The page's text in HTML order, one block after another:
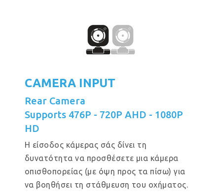
CAMERA INPUT
Rear Camera
Supports 476P - 720P AHD - 1080P
HD
Η είσοδος κάμερας σάς δίνει τη
δυνατότητα να προσθέσετε μια κάμερα
οπισθοπορείας (με όψη προς τα πίσω) για
να βοηθήσει τη στάθμευση του οχήματος.